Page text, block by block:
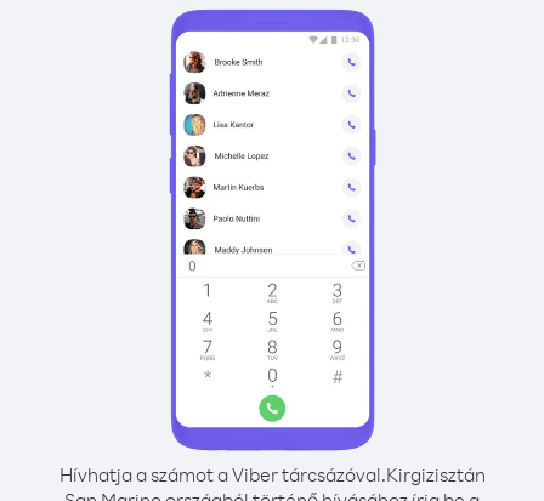
Hívhatja a számot a Viber tárcsázóval.Kirgizisztán